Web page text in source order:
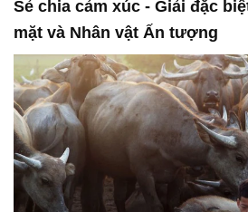
Sẻ chia cảm xúc - Giải đặc
mặt và Nhân vật Ấn tượng